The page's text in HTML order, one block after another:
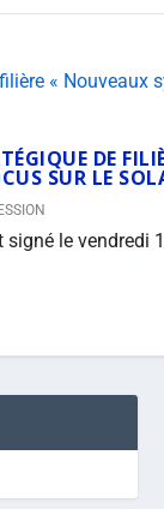
DE
SUR LE
le vendredi